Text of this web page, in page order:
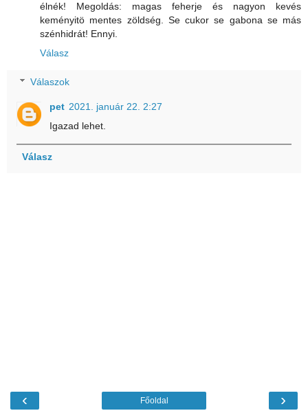
élnék! Megoldás: magas feherje és nagyon kevés
keményitö mentes zöldség. Se cukor se gabona se más
szénhidrát! Ennyi.
Válasz
Válaszok
pet 2021. január 22. 2:27
Igazad lehet.
Válasz
‹ ›
Főoldal